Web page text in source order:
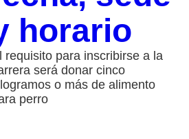
horario
requisito para inscribirse a la
será donar cinco
o más de alimento
perro